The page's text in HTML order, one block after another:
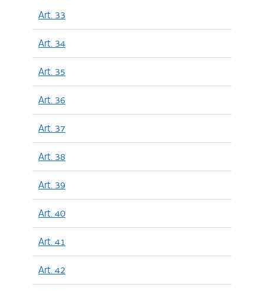
Art. 33
Art. 34
Art. 35
Art. 36
Art. 37
Art. 38
Art. 39
Art. 40
Art. 41
Art. 42